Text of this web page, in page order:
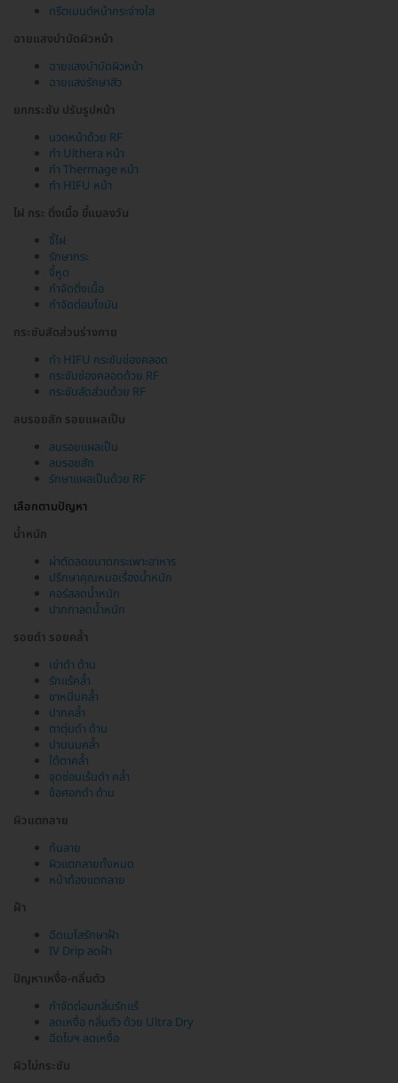
ทรีตเมนต์หน้ากระจ่างใส
ฉายแสงบำบัดผิวหน้า
ฉายแสงบำบัดผิวหน้า
ฉายแสงรักษาสิว
ยกกระชับ ปรับรูปหน้า
นวดหน้าด้วย RF
ทำ Ulthera หน้า
ทำ Thermage หน้า
ทำ HIFU หน้า
ไฝ กระ ติ่งเนื้อ ขี้แมลงวัน
จี้ไฝ
รักษากระ
จี้หูด
กำจัดติ่งเนื้อ
กำจัดต่อมไขมัน
กระชับสัดส่วนร่างกาย
ทำ HIFU กระชับช่องคลอด
กระชับช่องคลอดด้วย RF
กระชับสัดส่วนด้วย RF
ลบรอยสัก รอยแผลเป็น
ลบรอยแผลเป็น
ลบรอยสัก
รักษาแผลเป็นด้วย RF
เลือกตามปัญหา
น้ำหนัก
ผ่าตัดลดขนาดกระเพาะอาหาร
ปรึกษาคุณหมอเรื่องน้ำหนัก
คอร์สลดน้ำหนัก
ปากกาลดน้ำหนัก
รอยดำ รอยคล้ำ
เข่าดำ ด้าน
รักแร้คล้ำ
ขาหนีบคล้ำ
ปากคล้ำ
ตาตุ่มดำ ด้าน
ปานนมคล้ำ
ใต้ตาคล้ำ
จุดซ่อนเร้นดำ คล้ำ
ข้อศอกดำ ด้าน
ผิวแตกลาย
ก้นลาย
ผิวแตกลายทั้งหมด
หน้าท้องแตกลาย
ฝ้า
ฉีดเมโสรักษาฝ้า
IV Drip ลดฝ้า
ปัญหาเหงื่อ-กลิ่นตัว
กำจัดต่อมกลิ่นรักแร้
ลดเหงื่อ กลิ่นตัว ด้วย Ultra Dry
ฉีดโบฯ ลดเหงื่อ
ผิวไม่กระชับ